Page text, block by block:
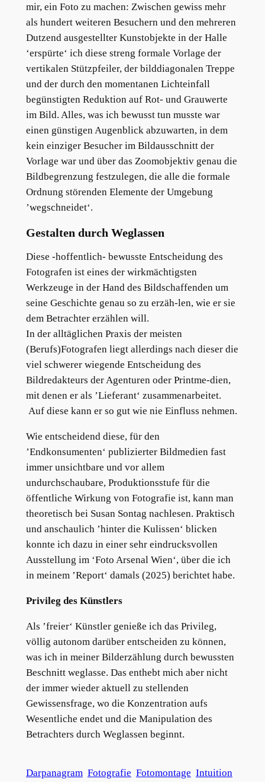
mir, ein Foto zu machen: Zwischen gewiss mehr
als hundert weiteren Besuchern und den mehreren
Dutzend ausgestellter Kunstobjekte in der Halle
‘erspürte‘ ich diese streng formale Vorlage der
vertikalen Stützpfeiler, der bilddiagonalen Treppe
und der durch den momentanen Lichteinfall
begünstigten Reduktion auf Rot- und Grauwerte
im Bild. Alles, was ich bewusst tun musste war
einen günstigen Augenblick abzuwarten, in dem
kein einziger Besucher im Bildausschnitt der
Vorlage war und über das Zoomobjektiv genau die
Bildbegrenzung festzulegen, die alle die formale
Ordnung störenden Elemente der Umgebung
’wegschneidet‘.
Gestalten durch Weglassen
Diese -hoffentlich- bewusste Entscheidung des
Fotografen ist eines der wirkmächtigsten
Werkzeuge in der Hand des Bildschaffenden um
seine Geschichte genau so zu erzäh-len, wie er sie
dem Betrachter erzählen will.
In der alltäglichen Praxis der meisten
(Berufs)Fotografen liegt allerdings nach dieser die
viel schwerer wiegende Entscheidung des
Bildredakteurs der Agenturen oder Printme-dien,
mit denen er als ’Lieferant‘ zusammenarbeitet.
Auf diese kann er so gut wie nie Einfluss nehmen.
Wie entscheidend diese, für den
’Endkonsumenten‘ publizierter Bildmedien fast
immer unsichtbare und vor allem
undurchschaubare, Produktionsstufe für die
öffentliche Wirkung von Fotografie ist, kann man
theoretisch bei Susan Sontag nachlesen. Praktisch
und anschaulich ’hinter die Kulissen‘ blicken
konnte ich dazu in einer sehr eindrucksvollen
Ausstellung im ‘Foto Arsenal Wien‘, über die ich
in meinem ’Report‘ damals (2025) berichtet habe.
Privileg des Künstlers
Als ’freier‘ Künstler genieße ich das Privileg,
völlig autonom darüber entscheiden zu können,
was ich in meiner Bilderzählung durch bewussten
Beschnitt weglasse. Das enthebt mich aber nicht
der immer wieder aktuell zu stellenden
Gewissensfrage, wo die Konzentration aufs
Wesentliche endet und die Manipulation des
Betrachters durch Weglassen beginnt.
Darpanagram Fotografie Fotomontage Intuition